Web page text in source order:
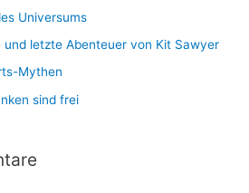
Universums
und letzte Abenteuer von Kit Sawyer
Mythen
sind frei